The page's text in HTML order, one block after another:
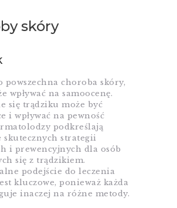
skóry
powszechna choroba skóry,
wpływać na samoocenę.
się trądziku może być
i wpływać na pewność
podkreślają
skutecznych strategii
i prewencyjnych dla osób
się z trądzikiem.
podejście do leczenia
kluczowe, ponieważ każda
inaczej na różne metody.